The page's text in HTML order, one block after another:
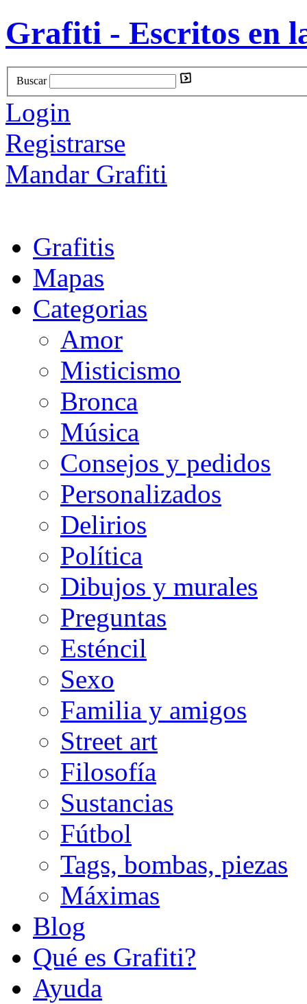
Grafiti - Escritos en
Buscar
Login
Registrarse
Mandar Grafiti
Grafitis
Mapas
Categorias
Amor
Misticismo
Bronca
Música
Consejos y pedidos
Personalizados
Delirios
Política
Dibujos y murales
Preguntas
Esténcil
Sexo
Familia y amigos
Street art
Filosofía
Sustancias
Fútbol
Tags, bombas, piezas
Máximas
Blog
Qué es Grafiti?
Ayuda